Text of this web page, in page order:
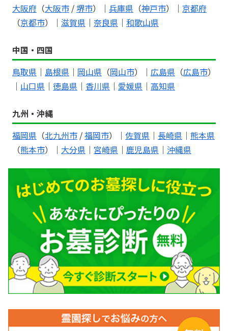
大阪府 （大阪市 / 堺市）｜ 兵庫県 （神戸市）｜ 京都府
（京都市）｜ 滋賀県 ｜ 奈良県 ｜ 和歌山県
中国・四国
鳥取県 ｜ 島根県 ｜ 岡山県 （岡山市）｜ 広島県 （広島市）
｜ 山口県 ｜ 徳島県 ｜ 香川県 ｜ 愛媛県 ｜ 高知県
九州・沖縄
福岡県 （北九州市 /福岡市）｜ 佐賀県 ｜ 長崎県 ｜ 熊本県
（熊本市）｜ 大分県 ｜ 宮崎県 ｜ 鹿児島県 ｜ 沖縄県